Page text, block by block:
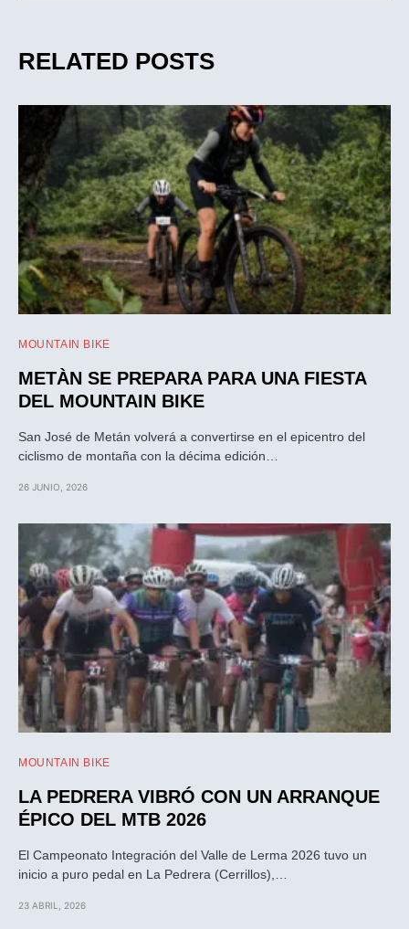
RELATED POSTS
MOUNTAIN BIKE
METÀN SE PREPARA PARA UNA FIESTA
DEL MOUNTAIN BIKE
San José de Metán volverá a convertirse en el epicentro del
ciclismo de montaña con la décima edición…
26 JUNIO, 2026
MOUNTAIN BIKE
LA PEDRERA VIBRÓ CON UN ARRANQUE
ÉPICO DEL MTB 2026
El Campeonato Integración del Valle de Lerma 2026 tuvo un
inicio a puro pedal en La Pedrera (Cerrillos),…
23 ABRIL, 2026